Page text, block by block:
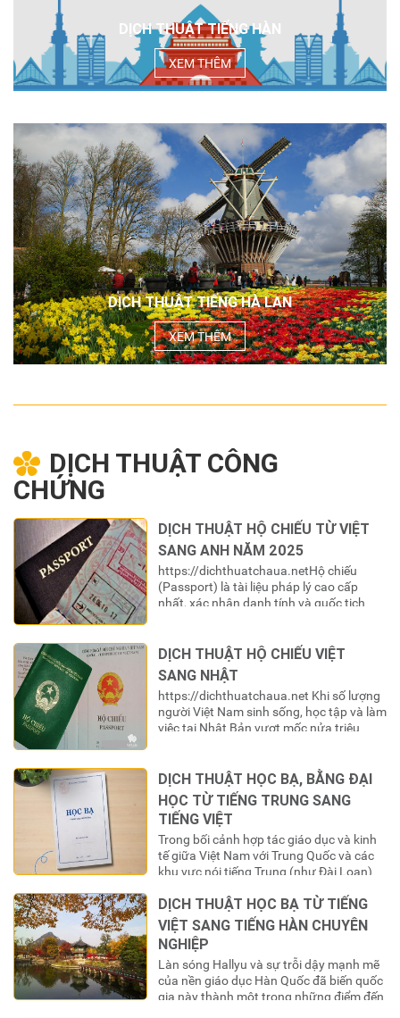
DỊCH THUẬT TIẾNG HÀN
XEM THÊM
DỊCH THUẬT TIẾNG HÀ LAN
XEM THÊM
DỊCH THUẬT CÔNG
CHỨNG
DỊCH THUẬT HỘ CHIẾU TỪ VIỆT
SANG ANH NĂM 2025
https://dichthuatchaua.netHộ chiếu
(Passport) là tài liệu pháp lý cao cấp
nhất, xác nhận danh tính và quốc tịch
“chìa khóa” để mở ra cánh cửa thế
giới. Tuy nhiên, để “chìa khóa” này có giá
trị sử dụng trong các hệ thống…
DỊCH THUẬT HỘ CHIẾU VIỆT
SANG NHẬT
https://dichthuatchaua.net Khi số lượng
người Việt Nam sinh sống, học tập và làm
việc tại Nhật Bản vượt mốc nửa triệu
nên cấp thiết. Hộ chiếu (パスポート) do
Việt Nam cấp là giấy tờ tùy thân tối cao,…
DỊCH THUẬT HỌC BẠ, BẰNG ĐẠI
HỌC TỪ TIẾNG TRUNG SANG
TIẾNG VIỆT
Trong bối cảnh hợp tác giáo dục và kinh
tế giữa Việt Nam với Trung Quốc và các
khu vực nói tiếng Trung (như Đài Loan)
Việt Nam chọn đây là điểm đến học tập
không ngừng tăng lên. Khi hoàn thành
chương trình học, một…
DỊCH THUẬT HỌC BẠ TỪ TIẾNG
VIỆT SANG TIẾNG HÀN CHUYÊN
NGHIỆP
Làn sóng Hallyu và sự trỗi dậy mạnh mẽ
của nền giáo dục Hàn Quốc đã biến quốc
gia này thành một trong những điểm đến